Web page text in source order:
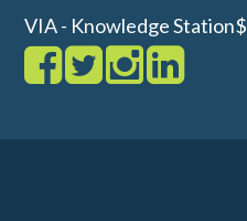
VIA - Knowledge Station$